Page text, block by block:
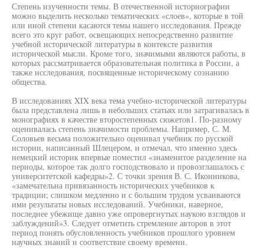
Степень изученности темы. В отечественной историографии
можно выделить несколько тематических «слоев», которые в той
или иной степени касаются темы нашего исследования. Прежде
всего это круг работ, освещающих непосредственно развитие
учебной исторической литературы в контексте развития
исторической мысли. Кроме того, значимыми являются работы, в
которых рассматривается образовательная политика в России, а
также исследования, посвященные историческому сознанию
общества.
В исследованиях XIX века тема учебно-исторической литературы
была представлена лишь в небольших статьях или затрагивалась в
монографиях в качестве второстепенных сюжетов1. По-разному
оценивалась степень значимости проблемы. Например, С. М.
Соловьев весьма положительно оценивал учебник по русской
истории, написанный Шлецером, и отмечал, что именно здесь
немецкий историк впервые поместил «знаменитое разделение на
периоды, которое так долго господствовало и провозглашалось с
университетской кафедры»2. С точки зрения В. С. Иконникова,
«замечательна привязанность исторических учебников к
традиции; слишком медленно и с большим трудом усваиваются
ими результаты новых исследований. Учебники, наверное,
последнее убежище давно уже опровергнутых наукою взглядов и
заблуждений»3. Следует отметить стремление авторов в этот
период понять обусловленность учебников прошлого уровнем
научных знаний и соответствие своему времени.